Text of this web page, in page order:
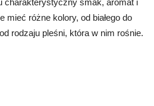
charakterystyczny smak, aromat i
mieć różne kolory, od białego do
rodzaju pleśni, która w nim rośnie.